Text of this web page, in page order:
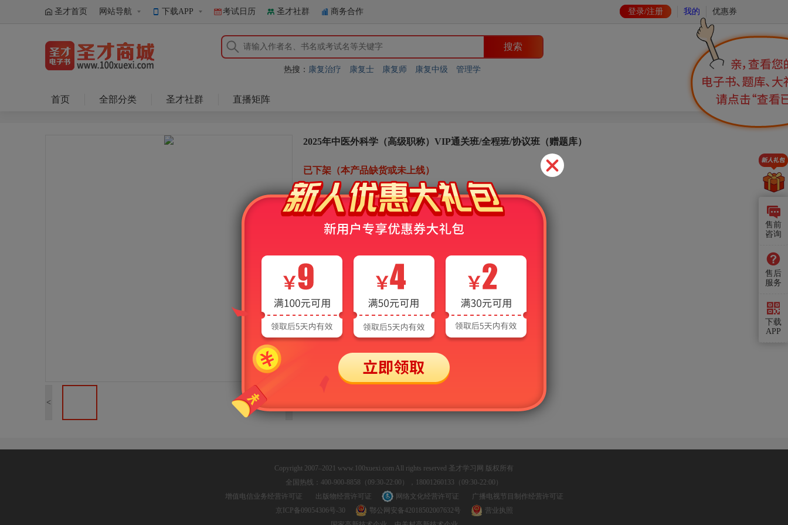
圣才首页 网站导航 下载APP 考试日历 圣才社群 商务合作 登录/注册 我的 优惠券
热搜： 康复治疗 康复士 康复师 康复中级 管理学
首页 全部分类 圣才社群 直播矩阵
2025年中医外科学（高级职称）VIP通关班/全程班/协议班（赠题库）
已下架（本产品缺货或未上线）
<
Copyright 2007–2021 www.100xuexi.com All rights reserved 圣才学习网 版权所有
全国热线：400-900-8858（09:30-22:00），18001260133（09:30-22:00）
增值电信业务经营许可证
出版物经营许可证 网络文化经营许可证
广播电视节目制作经营许可证
京ICP备09054306号-30
鄂公网安备42018502007632号
营业执照
售前
咨询
售后
服务
下载
APP